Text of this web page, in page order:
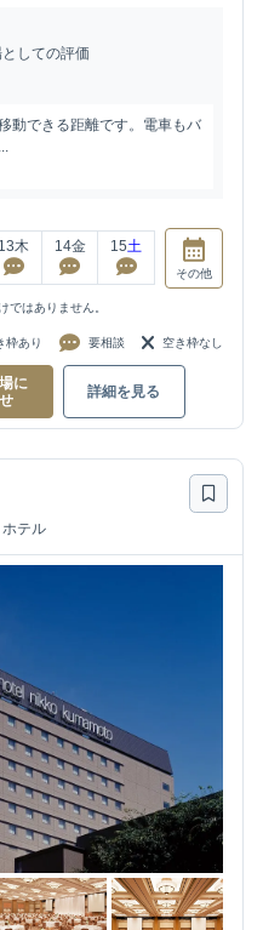
しての評価
動できる距離です。電車もバ
13木 14金 15土
その他
ではありません。
枠あり 要相談 空き枠なし
に
詳細を見る
ホテル